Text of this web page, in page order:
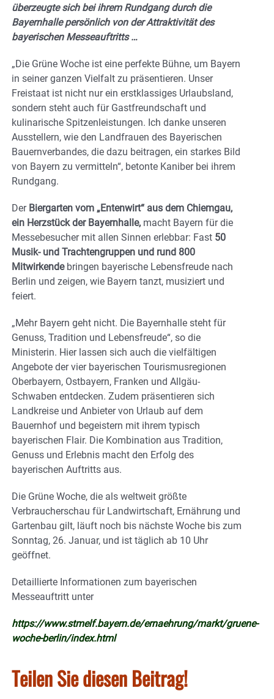
überzeugte sich bei ihrem Rundgang durch die
Bayernhalle persönlich von der Attraktivität des
bayerischen Messeauftritts …
„Die Grüne Woche ist eine perfekte Bühne, um Bayern
in seiner ganzen Vielfalt zu präsentieren. Unser
Freistaat ist nicht nur ein erstklassiges Urlaubsland,
sondern steht auch für Gastfreundschaft und
kulinarische Spitzenleistungen. Ich danke unseren
Ausstellern, wie den Landfrauen des Bayerischen
Bauernverbandes, die dazu beitragen, ein starkes Bild
von Bayern zu vermitteln“, betonte Kaniber bei ihrem
Rundgang.
DerBiergarten vom „Entenwirt“ aus dem Chiemgau,
ein Herzstück der Bayernhalle, macht Bayern für die
Messebesucher mit allen Sinnen erlebbar: Fast 50
Musik- und Trachtengruppen und rund 800
Mitwirkendebringen bayerische Lebensfreude nach
Berlin und zeigen, wie Bayern tanzt, musiziert und
feiert.
„Mehr Bayern geht nicht. Die Bayernhalle steht für
Genuss, Tradition und Lebensfreude“, so die
Ministerin. Hier lassen sich auch die vielfältigen
Angebote der vier bayerischen Tourismusregionen
Oberbayern, Ostbayern, Franken und Allgäu-
Schwaben entdecken. Zudem präsentieren sich
Landkreise und Anbieter von Urlaub auf dem
Bauernhof und begeistern mit ihrem typisch
bayerischen Flair. Die Kombination aus Tradition,
Genuss und Erlebnis macht den Erfolg des
bayerischen Auftritts aus.
Die Grüne Woche, die als weltweit größte
Verbraucherschau für Landwirtschaft, Ernährung und
Gartenbau gilt, läuft noch bis nächste Woche bis zum
Sonntag, 26. Januar, und ist täglich ab 10 Uhr
geöffnet.
Detaillierte Informationen zum bayerischen
Messeauftritt unter
https://www.stmelf.bayern.de/ernaehrung/markt/gruene-
woche-berlin/index.html
Teilen Sie diesen Beitrag!